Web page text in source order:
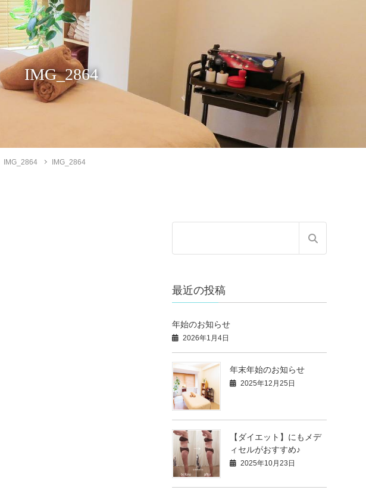
IMG_2864
IMG_2864 IMG_2864
最近の投稿
年始のお知らせ
2026年1月4日
年末年始のお知らせ
2025年12月25日
【ダイエット】にもメデ
ィセルがおすすめ♪
2025年10月23日